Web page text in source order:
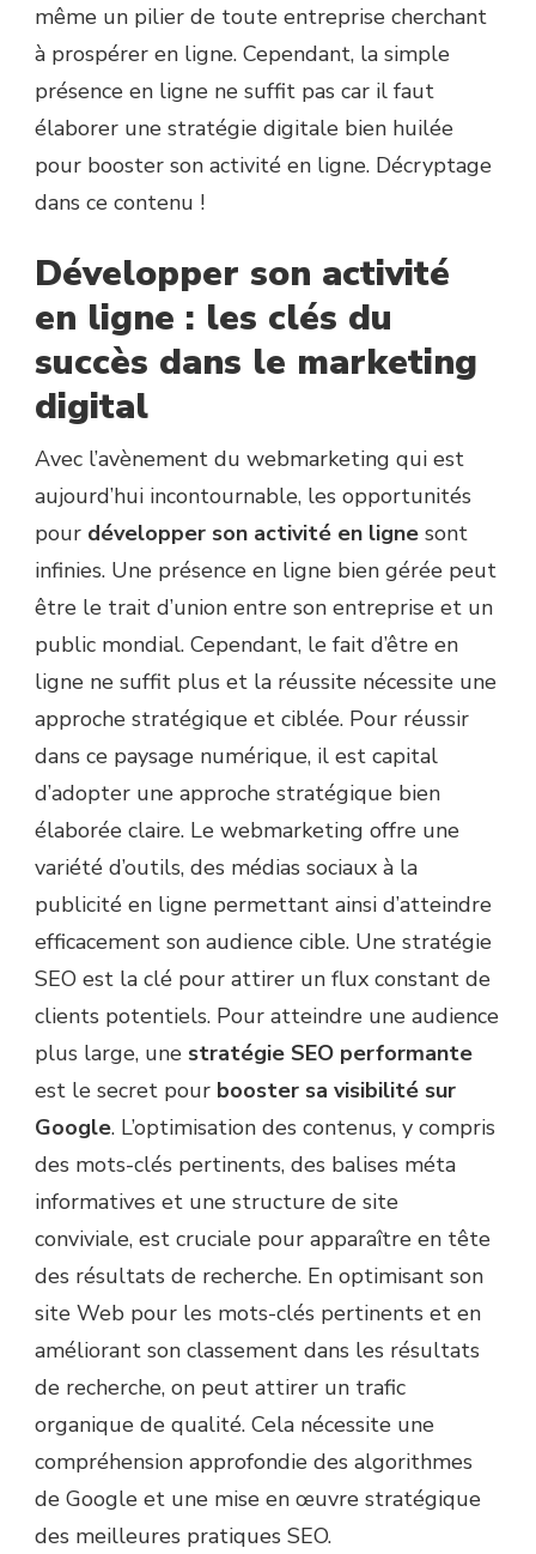
même un pilier de toute entreprise cherchant
à prospérer en ligne. Cependant, la simple
présence en ligne ne suffit pas car il faut
élaborer une stratégie digitale bien huilée
pour booster son activité en ligne. Décryptage
dans ce contenu !
Développer son activité
en ligne : les clés du
succès dans le marketing
digital
Avec l’avènement du webmarketing qui est
aujourd’hui incontournable, les opportunités
pour développer son activité en ligne sont
infinies. Une présence en ligne bien gérée peut
être le trait d’union entre son entreprise et un
public mondial. Cependant, le fait d’être en
ligne ne suffit plus et la réussite nécessite une
approche stratégique et ciblée. Pour réussir
dans ce paysage numérique, il est capital
d’adopter une approche stratégique bien
élaborée claire. Le webmarketing offre une
variété d’outils, des médias sociaux à la
publicité en ligne permettant ainsi d’atteindre
efficacement son audience cible. Une stratégie
SEO est la clé pour attirer un flux constant de
clients potentiels. Pour atteindre une audience
plus large, une stratégie SEO performante
est le secret pour booster sa visibilité sur
Google. L’optimisation des contenus, y compris
des mots-clés pertinents, des balises méta
informatives et une structure de site
conviviale, est cruciale pour apparaître en tête
des résultats de recherche. En optimisant son
site Web pour les mots-clés pertinents et en
améliorant son classement dans les résultats
de recherche, on peut attirer un trafic
organique de qualité. Cela nécessite une
compréhension approfondie des algorithmes
de Google et une mise en œuvre stratégique
des meilleures pratiques SEO.